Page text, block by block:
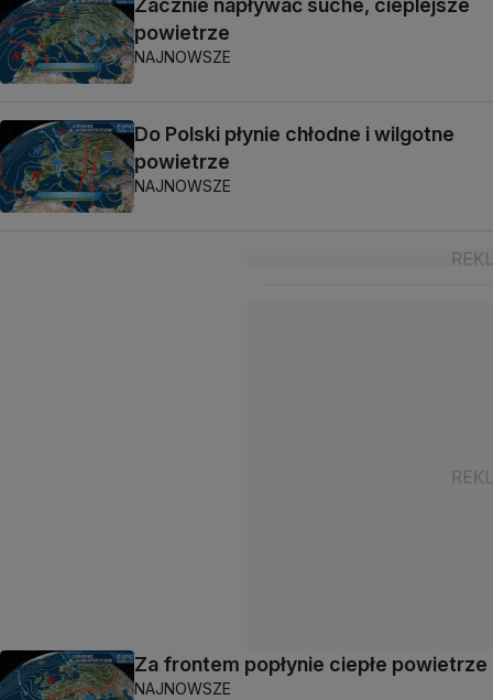
Zacznie napływać suche, cieplejsze
powietrze
NAJNOWSZE
Do Polski płynie chłodne i wilgotne
powietrze
NAJNOWSZE
Za frontem popłynie ciepłe powietrze
NAJNOWSZE